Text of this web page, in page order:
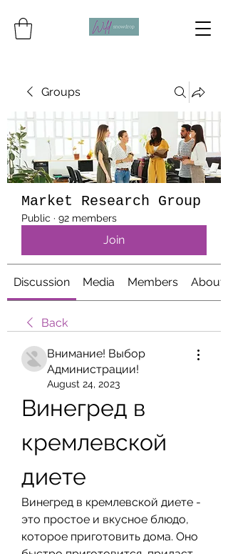
Groups
Market Research Group
Public · 92 members
Join
Discussion Media Members About
Back
Внимание! Выбор
Администрации!
August 24, 2023
Винегред в
кремлевской
диете
Винегред в кремлевской диете -
это простое и вкусное блюдо,
которое приготовить дома. Оно